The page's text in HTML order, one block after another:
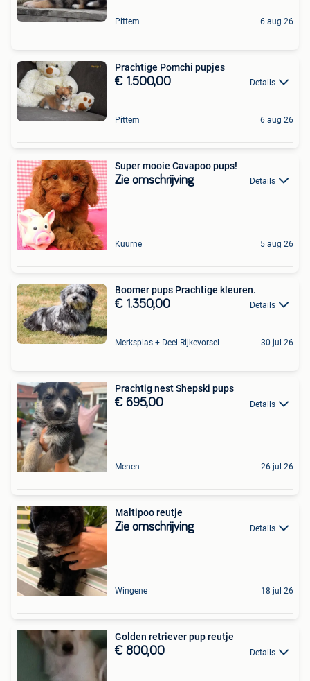
Pittem 6 aug 26
Prachtige Pomchi pupjes
€ 1.500,00 Details
Pittem 6 aug 26
Super mooie Cavapoo pups!
Zie omschrijving Details
Kuurne 5 aug 26
Boomer pups Prachtige kleuren.
€ 1.350,00 Details
Merksplas + Deel Rijkevorsel 30 jul 26
Prachtig nest Shepski pups
€ 695,00 Details
Menen 26 jul 26
Maltipoo reutje
Zie omschrijving Details
Wingene 18 jul 26
Golden retriever pup reutje
€ 800,00 Details